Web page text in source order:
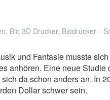
, Bio 3D Drucker, Biodrucker
und Fantasie musste
anhören. Eine neue Studie
da schon anders an. In
Dollar schwer sein.